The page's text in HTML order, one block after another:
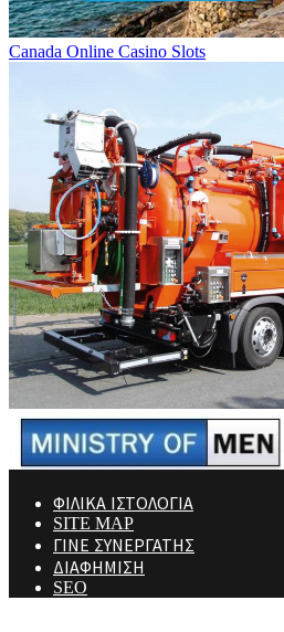
Canada Online Casino Slots
ΦΙΛΙΚΑ ΙΣΤΟΛΟΓΙΑ
SITE MAP
ΓΙΝΕ ΣΥΝΕΡΓΑΤΗΣ
ΔΙΑΦΗΜΙΣΗ
SEO